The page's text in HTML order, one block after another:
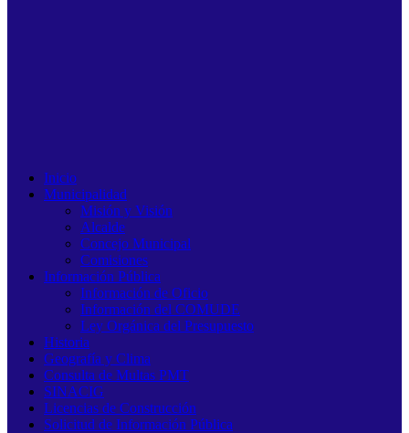
Inicio
Municipalidad
Misión y Visión
Alcalde
Concejo Municipal
Comisiones
Información Pública
Información de Oficio
Información del COMUDE
Ley Orgánica del Presupuesto
Historia
Geografía y Clima
Consulta de Multas PMT
SINACIG
Licencias de Construcción
Solicitud de Información Pública